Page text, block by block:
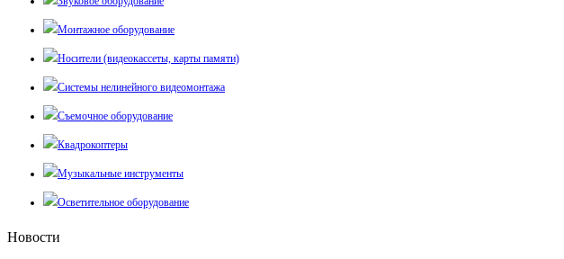
Монтажное оборудование
Носители (видеокассеты, карты памяти)
Системы нелинейного видеомонтажа
Съемочное оборудование
Квадрокоптеры
Музыкальные инструменты
Осветительное оборудование
Новости